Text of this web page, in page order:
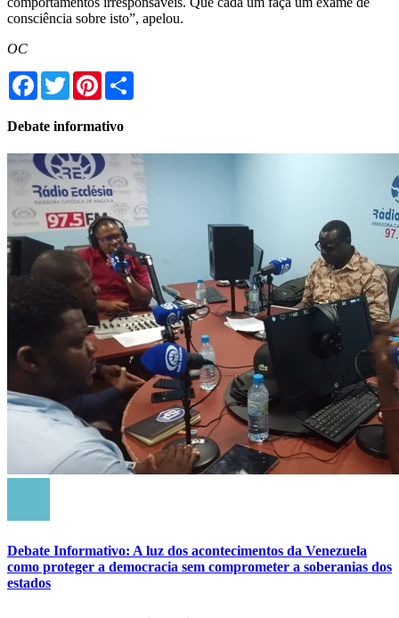
consciência sobre isto”, apelou.
OC
Facebook
TwitterPinterest
Debate informativo
Debate Informativo: A luz dos acontecimentos da Venezuela
como proteger a democracia sem comprometer a soberanias dos
estados